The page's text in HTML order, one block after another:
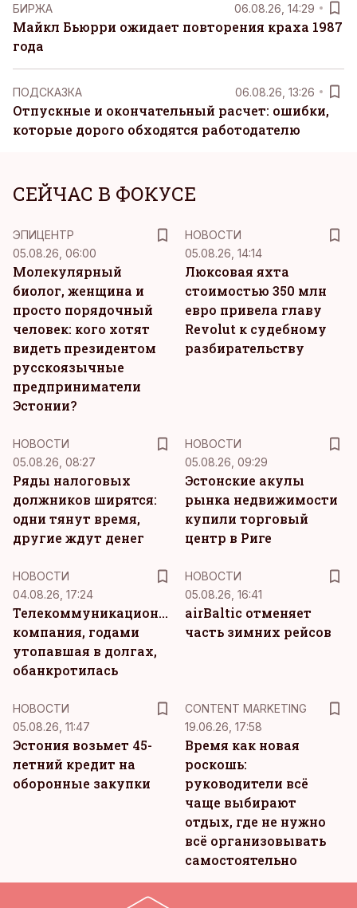
БИРЖА 06.08.26, 14:29
Майкл Бьюрри ожидает повторения краха 1987
года
ПОДСКАЗКА 06.08.26, 13:26
Отпускные и окончательный расчет: ошибки,
которые дорого обходятся работодателю
СЕЙЧАС В ФОКУСЕ
ЭПИЦЕНТР
05.08.26, 06:00
Молекулярный
биолог, женщина и
просто порядочный
человек: кого хотят
видеть президентом
русскоязычные
предприниматели
Эстонии?
НОВОСТИ
05.08.26, 14:14
Люксовая яхта
стоимостью 350 млн
евро привела главу
Revolut к судебному
разбирательству
НОВОСТИ
05.08.26, 08:27
Ряды налоговых
должников ширятся:
одни тянут время,
другие ждут денег
НОВОСТИ
05.08.26, 09:29
Эстонские акулы
рынка недвижимости
купили торговый
центр в Риге
НОВОСТИ
04.08.26, 17:24
Телекоммуникационная
компания, годами
утопавшая в долгах,
обанкротилась
НОВОСТИ
05.08.26, 16:41
airBaltic отменяет
часть зимних рейсов
НОВОСТИ
05.08.26, 11:47
Эстония возьмет 45-
летний кредит на
оборонные закупки
CONTENT MARKETING
19.06.26, 17:58
Время как новая
роскошь:
руководители всё
чаще выбирают
отдых, где не нужно
всё организовывать
самостоятельно